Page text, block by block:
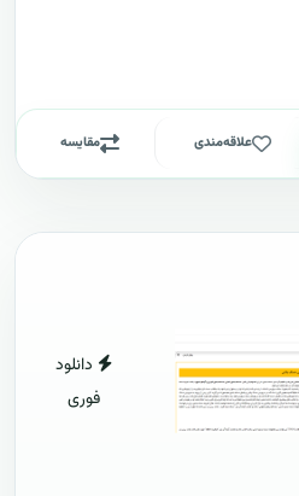
علاقه‌مندی مقایسه
دانلود
فوری